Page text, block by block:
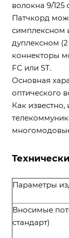
волокна 9/125
Патчкорд
симплексном
дуплексном
коннекторы
FC или ST.
Основная
оптического
Как известно,
Параметры
Вносимые
стандарт)